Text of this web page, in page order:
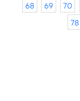
68
69 70
78